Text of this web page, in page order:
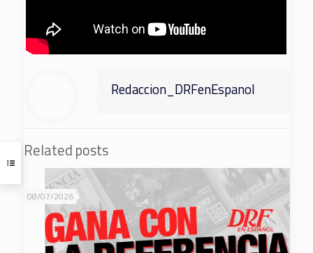
Redaccion_DRFenEspanol
Related posts
08/07/2026